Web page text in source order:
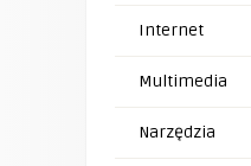
Internet
Multimedia
Narzędzia